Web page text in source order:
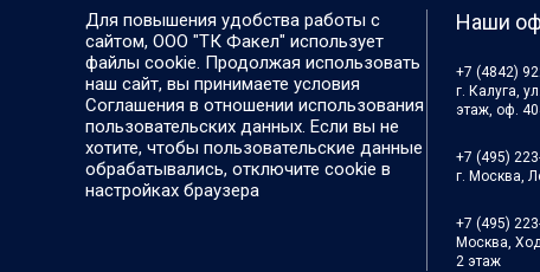
Для повышения удобства работы с
сайтом, ООО "ТК Факел" использует
файлы cookie. Продолжая использовать
наш сайт, вы принимаете условия
Соглашения в отношении использования
пользовательских данных. Если вы не
хотите, чтобы пользовательские данные
обрабатывались, отключите cookie в
настройках браузера
Наши
+7 (4842)
г. Калуга,
этаж, оф.
+7 (495)
г. Москва,
+7 (495)
Москва,
2 этаж